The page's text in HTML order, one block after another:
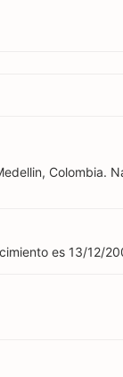
Colombia.
es 13/12/